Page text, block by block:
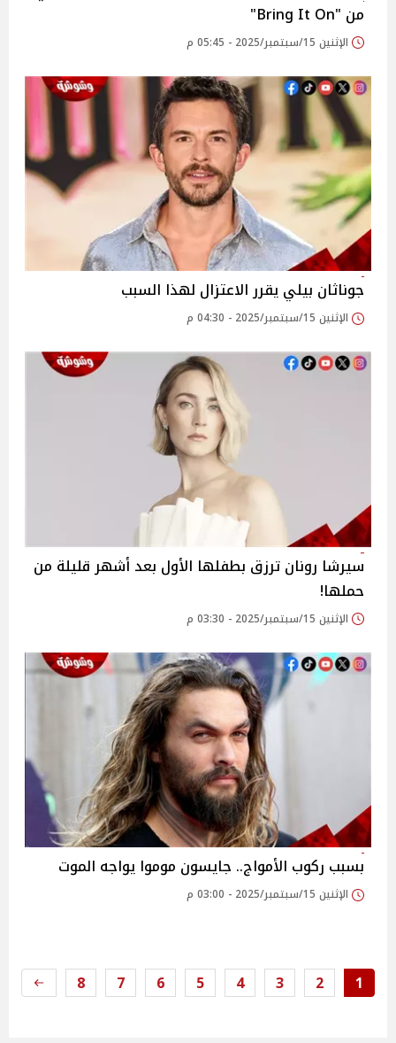
من "Bring It On"
الإثنين 15/سبتمبر/2025 - 05:45 م
جوناثان بيلي يقرر الاعتزال لهذا السبب
الإثنين 15/سبتمبر/2025 - 04:30 م
سيرشا رونان ترزق بطفلها الأول بعد أشهر قليلة من
حملها!
الإثنين 15/سبتمبر/2025 - 03:30 م
بسبب ركوب الأمواج.. جايسون موموا يواجه الموت
الإثنين 15/سبتمبر/2025 - 03:00 م
1
2
3
4
5
6
7
8